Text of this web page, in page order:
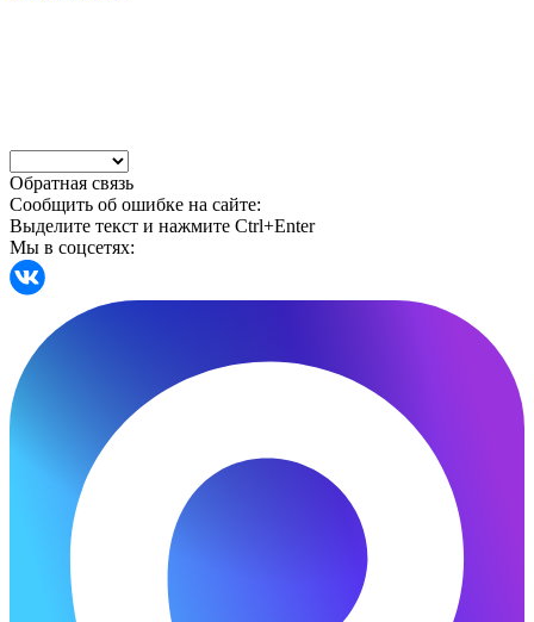
Обратная связь
Сообщить об ошибке на сайте:
Выделите текст и нажмите Ctrl+Enter
Мы в соцсетях: